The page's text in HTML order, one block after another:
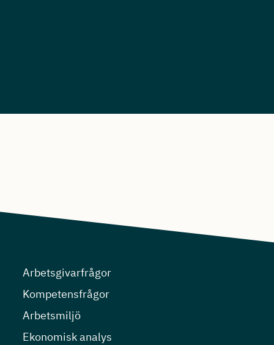
Arbetsgivarfrågor
Kompetensfrågor
Arbetsmiljö
Ekonomisk analys